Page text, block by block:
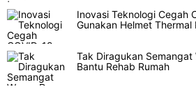
Inovasi Teknologi Cegah
Gunakan Helmet Thermal
Tak Diragukan Semangat
Bantu Rehab Rumah